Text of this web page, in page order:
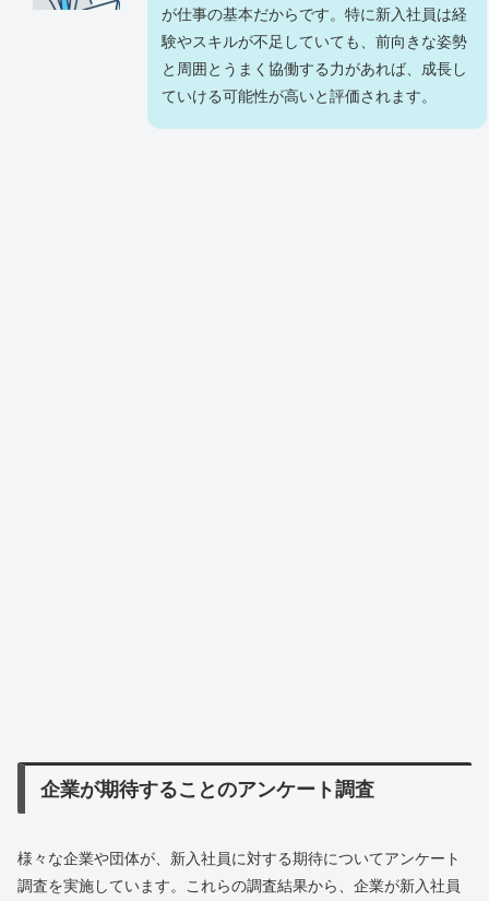
が仕事の基本だからです。特に新入社員は経
験やスキルが不足していても、前向きな姿勢
と周囲とうまく協働する力があれば、成長し
ていける可能性が高いと評価されます。
企業が期待することのアンケート調査
様々な企業や団体が、新入社員に対する期待についてアンケート
調査を実施しています。これらの調査結果から、企業が新入社員